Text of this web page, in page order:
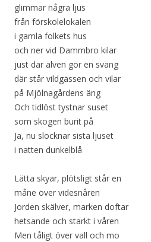
glimmar några ljus
från förskolelokalen
i gamla folkets hus
och ner vid Dammbro kilar
just där älven gör en sväng
där står vildgässen och vilar
på Mjölnagårdens äng
Och tidlöst tystnar suset
som skogen burit på
Ja, nu slocknar sista ljuset
i natten dunkelblå
Lätta skyar, plötsligt står en
måne över videsnåren
Jorden skälver, marken doftar
hetsande och starkt i våren
Men tåligt över vall och mo